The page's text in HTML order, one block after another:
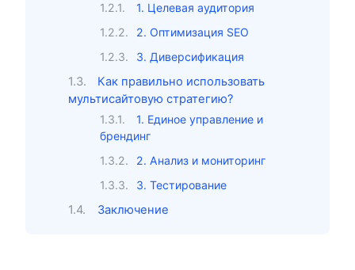
1. Целевая аудитория
2. Оптимизация SEO
3. Диверсификация
Как правильно использовать
мультисайтовую стратегию?
1. Единое управление и
брендинг
2. Анализ и мониторинг
3. Тестирование
Заключение